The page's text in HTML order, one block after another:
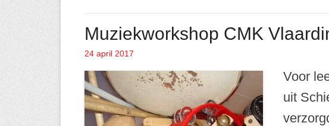
Muziekworkshop CMK
Geplaatst op
24 april 2017
Voor
uit